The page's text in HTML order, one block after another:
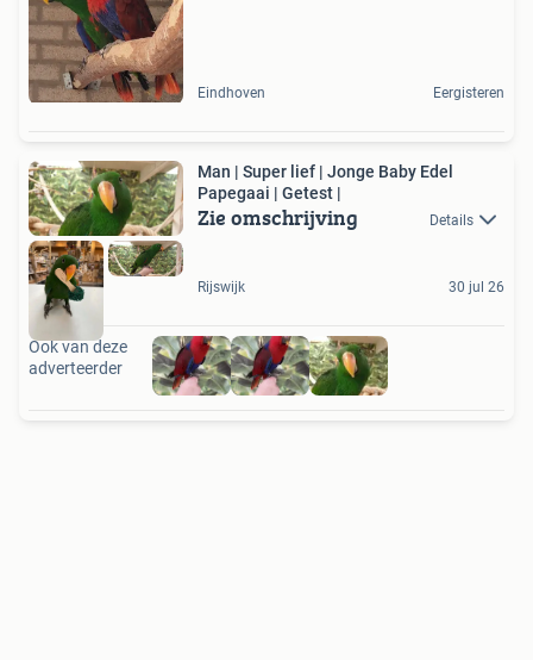
Eindhoven Eergisteren
Man | Super lief | Jonge Baby Edel
Papegaai | Getest |
Zie omschrijving Details
Rijswijk 30 jul 26
Ook van deze
adverteerder